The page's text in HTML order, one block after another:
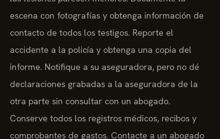
escena con fotografías y obtenga información de
contacto de todos los testigos. Reporte el
accidente a la policía y obtenga una copia del
informe. Notifique a su aseguradora, pero no dé
declaraciones grabadas a la aseguradora de la
otra parte sin consultar con un abogado.
Conserve todos los registros médicos, recibos y
comprobantes de gastos. Contacte a un abogado